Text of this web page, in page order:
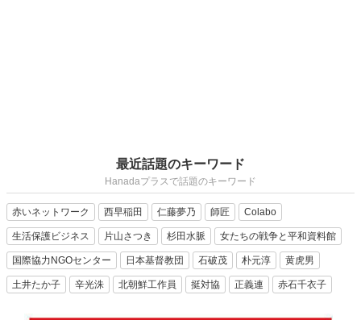
最近話題のキーワード
Hanadaプラスで話題のキーワード
赤いネットワーク 西早稲田 仁藤夢乃 師匠 Colabo
生活保護ビジネス 片山さつき 杉田水脈 女たちの戦争と平和資料館
国際協力NGOセンター 日本基督教団 石破茂 朴元淳 黄虎男
土井たか子 辛光洙 北朝鮮工作員 挺対協 正義連 赤石千衣子